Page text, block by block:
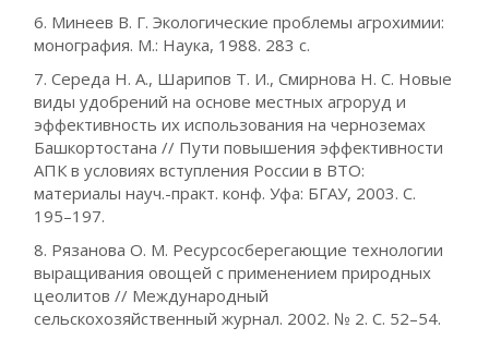
6. Минеев В. Г. Экологические проблемы агрохимии:
монография. М.: Наука, 1988. 283 с.
7. Середа Н. А., Шарипов Т. И., Смирнова Н. С. Новые
виды удобрений на основе местных агроруд и
эффективность их использования на черноземах
Башкортостана // Пути повышения эффективности
АПК в условиях вступления России в ВТО:
материалы науч.-практ. конф. Уфа: БГАУ, 2003. С.
195–197.
8. Рязанова О. М. Ресурсосберегающие технологии
выращивания овощей с применением природных
цеолитов // Международный
сельскохозяйственный журнал. 2002. № 2. С. 52–54.